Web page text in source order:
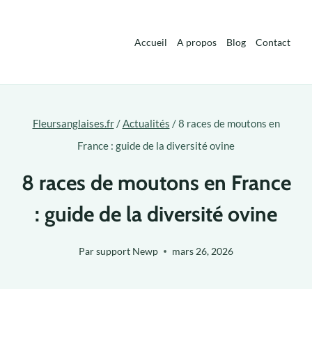
Accueil A propos Blog Contact
Fleursanglaises.fr/Actualités /8 races de moutons en
France : guide de la diversité ovine
8 races de moutons en France
: guide de la diversité ovine
Parsupport Newp mars 26, 2026